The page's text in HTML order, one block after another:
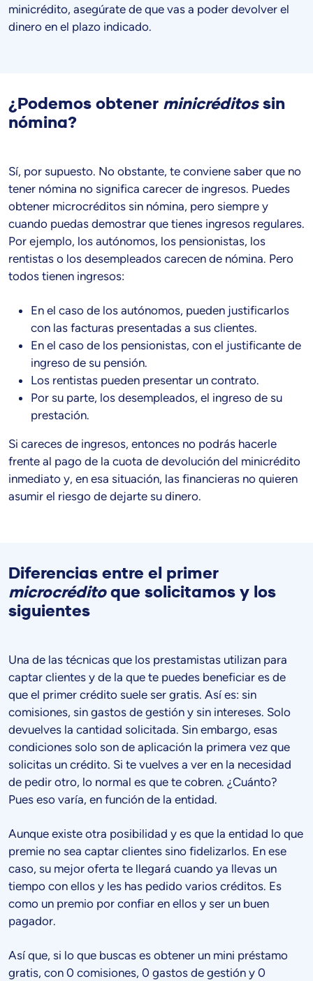
minicrédito, asegúrate de que vas a poder devolver el
dinero en el plazo indicado.
¿Podemos obtener minicréditossin
nómina?
Sí, por supuesto. No obstante, te conviene saber que no
tener nómina no significa carecer de ingresos. Puedes
obtener microcréditos sin nómina, pero siempre y
cuando puedas demostrar que tienes ingresos regulares.
Por ejemplo, los autónomos, los pensionistas, los
rentistas o los desempleados carecen de nómina. Pero
todos tienen ingresos:
En el caso de los autónomos, pueden justificarlos
con las facturas presentadas a sus clientes.
En el caso de los pensionistas, con el justificante de
ingreso de su pensión.
Los rentistas pueden presentar un contrato.
Por su parte, los desempleados, el ingreso de su
prestación.
Si careces de ingresos, entonces no podrás hacerle
frente al pago de la cuota de devolución del minicrédito
inmediato y, en esa situación, las financieras no quieren
asumir el riesgo de dejarte su dinero.
Diferencias entre el primer
microcréditoque solicitamos y los
siguientes
Una de las técnicas que los prestamistas utilizan para
captar clientes y de la que te puedes beneficiar es de
que el primer crédito suele ser gratis. Así es: sin
comisiones, sin gastos de gestión y sin intereses. Solo
devuelves la cantidad solicitada. Sin embargo, esas
condiciones solo son de aplicación la primera vez que
solicitas un crédito. Si te vuelves a ver en la necesidad
de pedir otro, lo normal es que te cobren. ¿Cuánto?
Pues eso varía, en función de la entidad.
Aunque existe otra posibilidad y es que la entidad lo que
premie no sea captar clientes sino fidelizarlos. En ese
caso, su mejor oferta te llegará cuando ya llevas un
tiempo con ellos y les has pedido varios créditos. Es
como un premio por confiar en ellos y ser un buen
pagador.
Así que, si lo que buscas es obtener un mini préstamo
gratis, con 0 comisiones, 0 gastos de gestión y 0